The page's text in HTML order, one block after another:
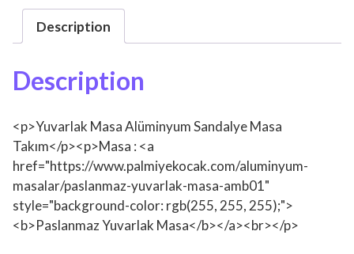
Description
Description
<p>Yuvarlak Masa Alüminyum Sandalye Masa
Takım</p><p>Masa : <a
href="https://www.palmiyekocak.com/aluminyum-
masalar/paslanmaz-yuvarlak-masa-amb01"
style="background-color: rgb(255, 255, 255);">
<b>Paslanmaz Yuvarlak Masa</b></a><br></p>